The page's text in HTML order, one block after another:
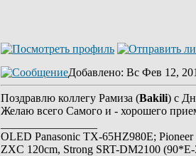
Добавлено: Вс Фев 12,
Поздравлю коллегу Рамиза (Bakili) с
Желаю всего Самого и - хорошего
OLED Panasonic TX-65HZ980E;
ZXC 120cm, Strong SRT-DM2100